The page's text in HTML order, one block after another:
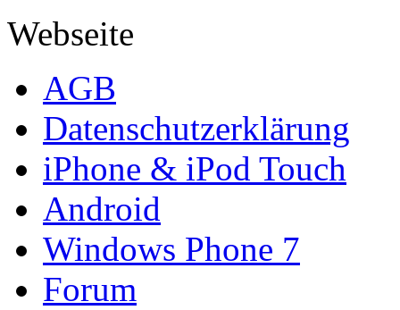
Webseite
AGB
Datenschutzerklärung
iPhone & iPod Touch
Android
Windows Phone 7
Forum